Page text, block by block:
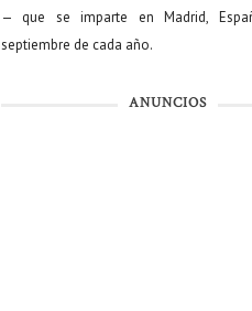
— que se imparte en Madrid,
septiembre de cada año.
ANUNCIOS